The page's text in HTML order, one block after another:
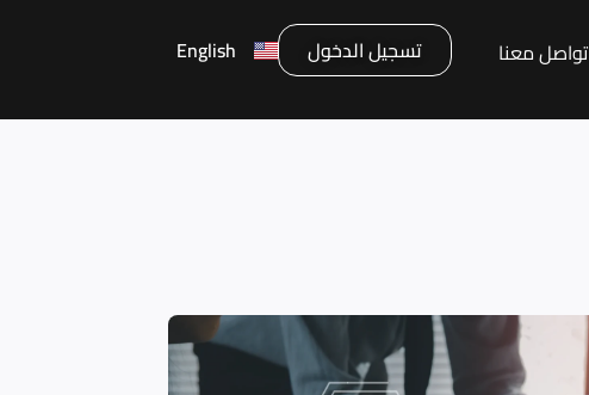
تواصل معنا تسجيل الدخول English